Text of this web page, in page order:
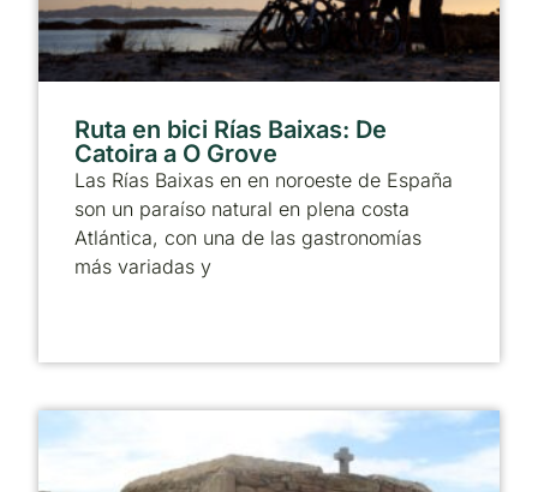
Ruta en bici Rías Baixas: De
Catoira a O Grove
Las Rías Baixas en en noroeste de España
son un paraíso natural en plena costa
Atlántica, con una de las gastronomías
más variadas y